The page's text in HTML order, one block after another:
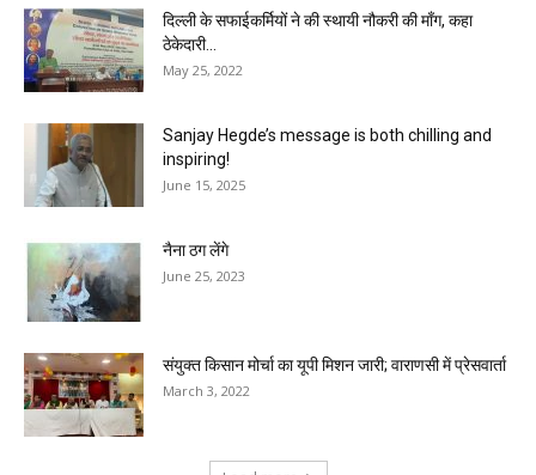
दिल्ली के सफाईकर्मियों ने की स्थायी नौकरी की माँग, कहा
ठेकेदारी...
May 25, 2022
Sanjay Hegde’s message is both chilling and
inspiring!
June 15, 2025
नैना ठग लेंगे
June 25, 2023
संयुक्त किसान मोर्चा का यूपी मिशन जारी; वाराणसी में प्रेसवार्ता
March 3, 2022